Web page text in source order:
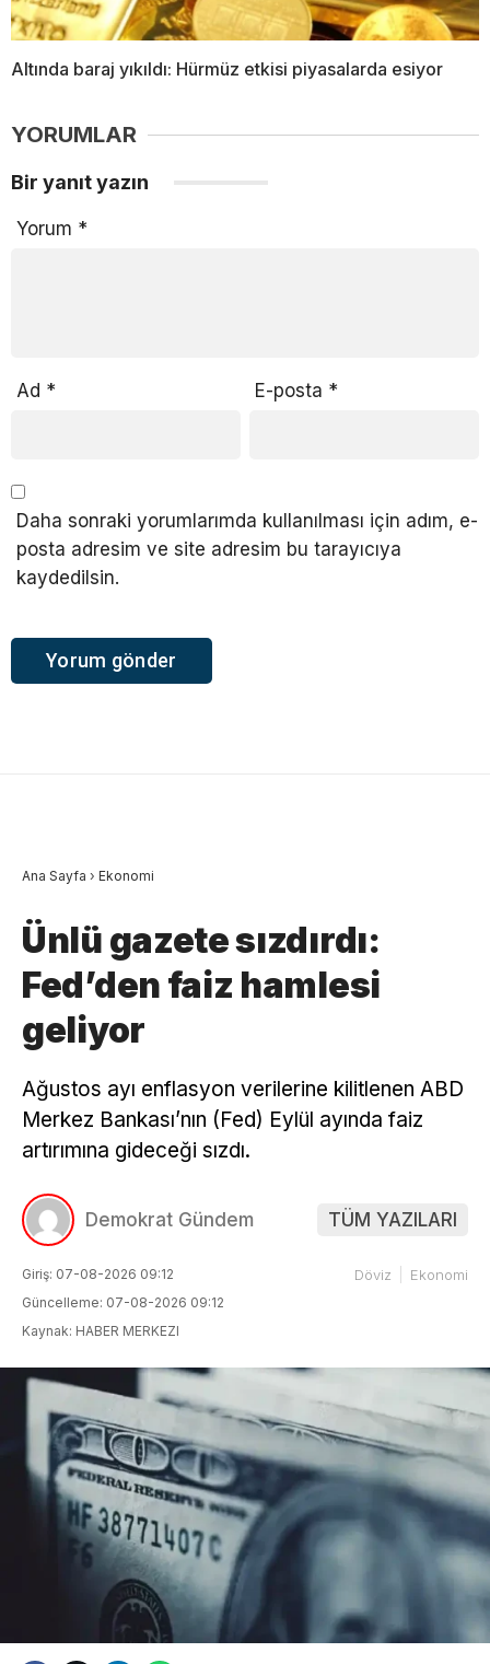
Altında baraj yıkıldı: Hürmüz etkisi piyasalarda esiyor
YORUMLAR
Bir yanıt yazın
Yorum *
Ad * E-posta *
Daha sonraki yorumlarımda kullanılması için adım, e-
posta adresim ve site adresim bu tarayıcıya
kaydedilsin.
Ana Sayfa › Ekonomi
Ünlü gazete sızdırdı:
Fed’den faiz hamlesi
geliyor
Ağustos ayı enflasyon verilerine kilitlenen ABD
Merkez Bankası’nın (Fed) Eylül ayında faiz
artırımına gideceği sızdı.
Demokrat Gündem TÜM YAZILARI
Giriş: 07-08-2026 09:12
Güncelleme: 07-08-2026 09:12
Kaynak: HABER MERKEZI
Döviz Ekonomi